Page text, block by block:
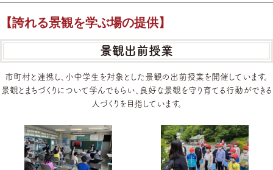
【誇れる景観を学ぶ場の提供】
景観出前授業
市町村と連携し、小中学生を対象とした景観の出前授業を開催しています。
景観とまちづくりについて学んでもらい、良好な景観を守り育てる行動ができる
人づくりを目指しています。